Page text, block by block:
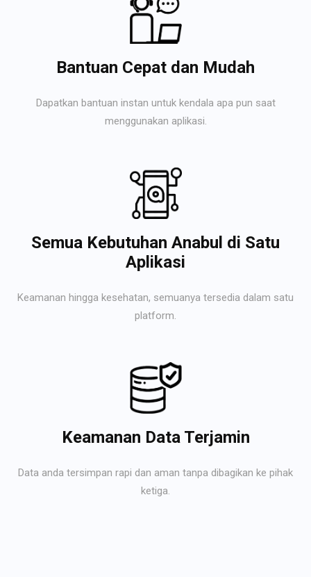
Bantuan Cepat dan Mudah
Dapatkan bantuan instan untuk kendala apa pun saat
menggunakan aplikasi.
Semua Kebutuhan Anabul di Satu
Aplikasi
Keamanan hingga kesehatan, semuanya tersedia dalam satu
platform.
Keamanan Data Terjamin
Data anda tersimpan rapi dan aman tanpa dibagikan ke pihak
ketiga.